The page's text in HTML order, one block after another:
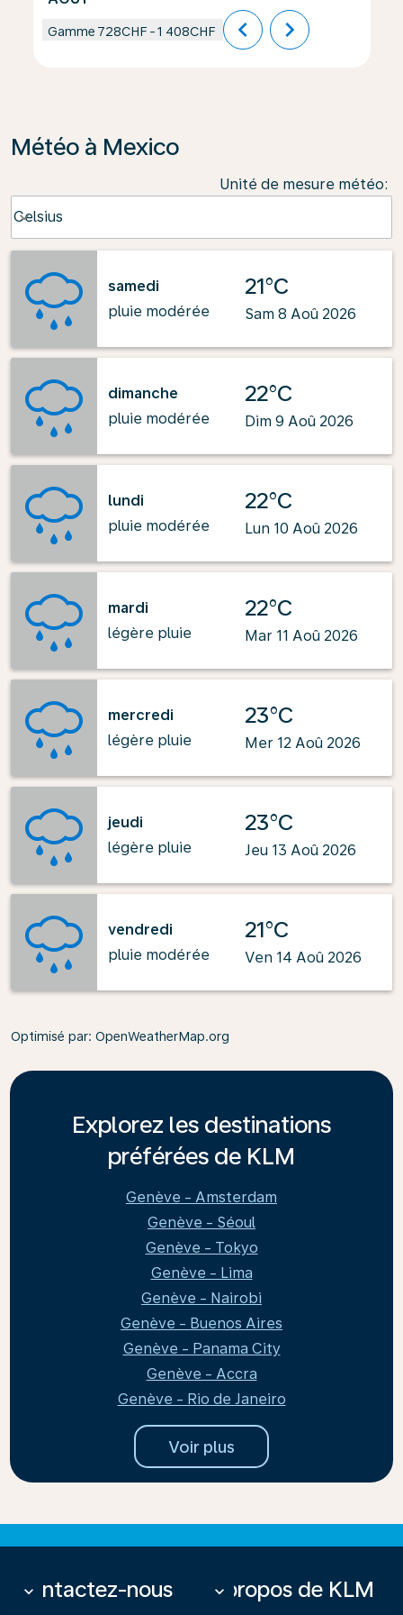
Gamme 728CHF -1 408CHF chevron_left chevron_right
Météo à Mexico
Unité de mesure météo:
Celsius
keyboard_arrow_down
samedi
pluie modérée
21°C
Sam 8 Aoû 2026
dimanche
pluie modérée
22°C
Dim 9 Aoû 2026
lundi
pluie modérée
22°C
Lun 10 Aoû 2026
mardi
légère pluie
22°C
Mar 11 Aoû 2026
mercredi
légère pluie
23°C
Mer 12 Aoû 2026
jeudi
légère pluie
23°C
Jeu 13 Aoû 2026
vendredi
pluie modérée
21°C
Ven 14 Aoû 2026
Optimisé par: OpenWeatherMap.org
Explorez les destinations
préférées de KLM
Genève - Amsterdam
Genève - Séoul
Genève - Tokyo
Genève - Lima
Genève - Nairobi
Genève - Buenos Aires
Genève - Panama City
Genève - Accra
Genève - Rio de Janeiro
Voir plus
Contactez-nous
keyboard_arrow_down À propos de KLM
keyboard_arrow_down